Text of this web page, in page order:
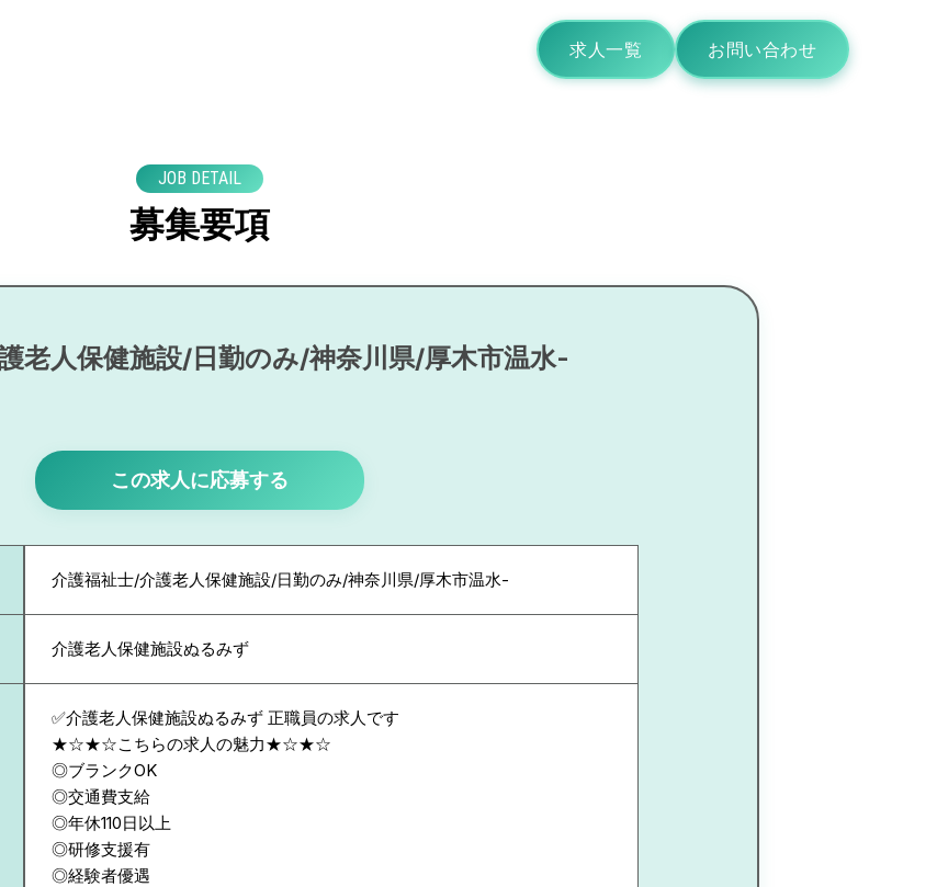
求人一覧 お問い合わせ
JOB DETAIL
募集要項
老人保健施設/日勤のみ/神奈川県/厚木市温水-
この求人に応募する
介護福祉士/介護老人保健施設/日勤のみ/神奈川県/厚木市温水-
介護老人保健施設ぬるみず
✅介護老人保健施設ぬるみず 正職員の求人です
★☆★☆こちらの求人の魅力★☆★☆
◎ブランクOK
◎交通費支給
◎年休110日以上
◎研修支援有
◎経験者優遇